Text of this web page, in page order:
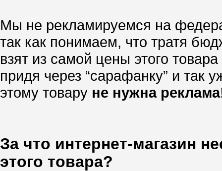
Мы не рекламируемся на
так как понимаем, что тратя
взят из самой цены этого
придя через “сарафанку” и так
этому товару не нужна
За что интернет-магазин
этого товара?